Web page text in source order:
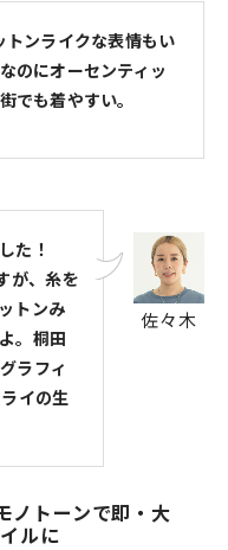
ンライクな表情もい
のにオーセンティッ
でも着やすい。
佐々木
た！
が、糸を
トンみ
。桐田
ラフィ
イの生
ノトーンで即・大
ルに